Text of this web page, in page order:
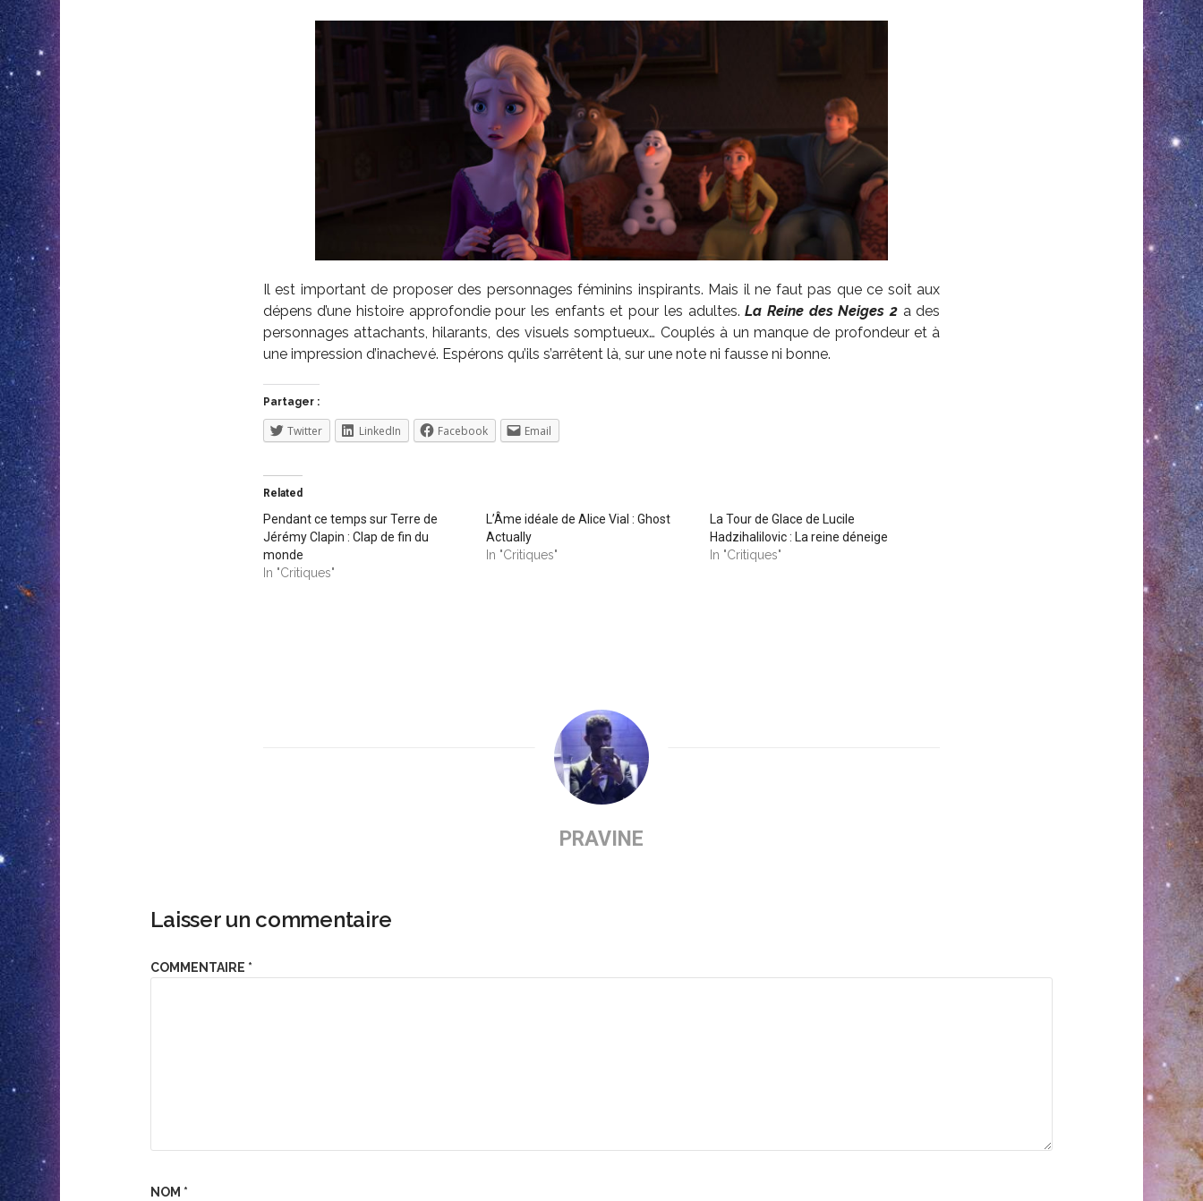
Il est important de proposer des personnages féminins inspirants. Mais il ne faut pas que ce soit aux
dépens d’une histoire approfondie pour les enfants et pour les adultes.La Reine des Neiges 2a des
personnages attachants, hilarants, des visuels somptueux… Couplés à un manque de profondeur et à
une impression d’inachevé. Espérons qu’ils s’arrêtent là, sur une note ni fausse ni bonne.
Partager :
Twitter LinkedIn Facebook Email
Related
Pendant ce temps sur Terre de
Jérémy Clapin : Clap de fin du
monde
In "Critiques"
L’Âme idéale de Alice Vial : Ghost
Actually
In "Critiques"
La Tour de Glace de Lucile
Hadzihalilovic : La reine déneige
In "Critiques"
PRAVINE
Laisser un commentaire
COMMENTAIRE *
NOM *